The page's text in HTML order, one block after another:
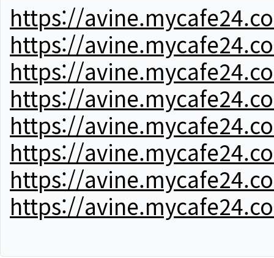
https://
https://
https://
https://
https://
https://
https://
https://